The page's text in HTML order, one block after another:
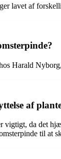
lavet af
Harald
af
vigtigt, da det
til at